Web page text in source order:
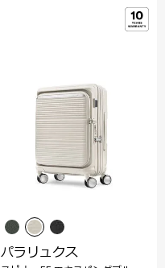
パラリュクス